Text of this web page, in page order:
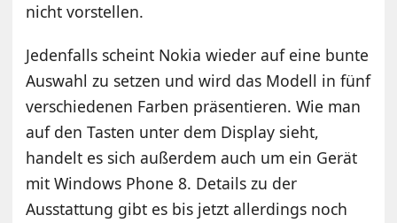
nicht vorstellen.
Jedenfalls scheint Nokia wieder auf eine bunte
Auswahl zu setzen und wird das Modell in fünf
verschiedenen Farben präsentieren. Wie man
auf den Tasten unter dem Display sieht,
handelt es sich außerdem auch um ein Gerät
mit Windows Phone 8. Details zu der
Ausstattung gibt es bis jetzt allerdings noch